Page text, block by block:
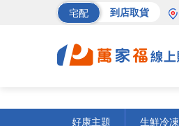
宅配 到店取貨
好康主題
生鮮冷凍